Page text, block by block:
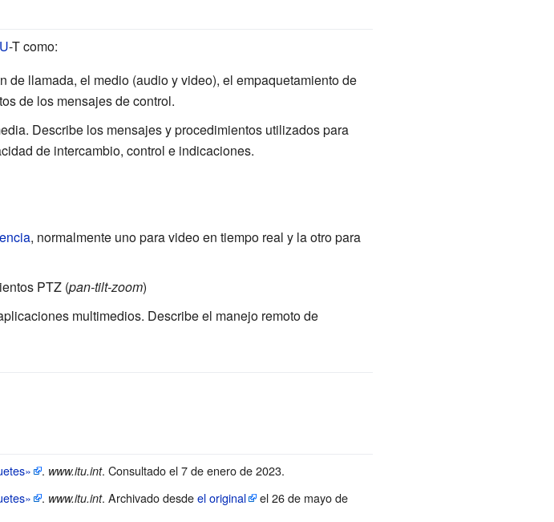
-T como:
llamada, el medio (audio y video), el empaquetamiento de
de los mensajes de control.
Describe los mensajes y procedimientos utilizados para
de intercambio, control e indicaciones.
, normalmente uno para video en tiempo real y la otro para
PTZ(pan-tilt-zoom)
multimedios. Describe el manejo remoto de
. www.itu.int. Consultado el 7 de enero de 2023.
. www.itu.int. Archivado desdeel original
el 26 de mayo de